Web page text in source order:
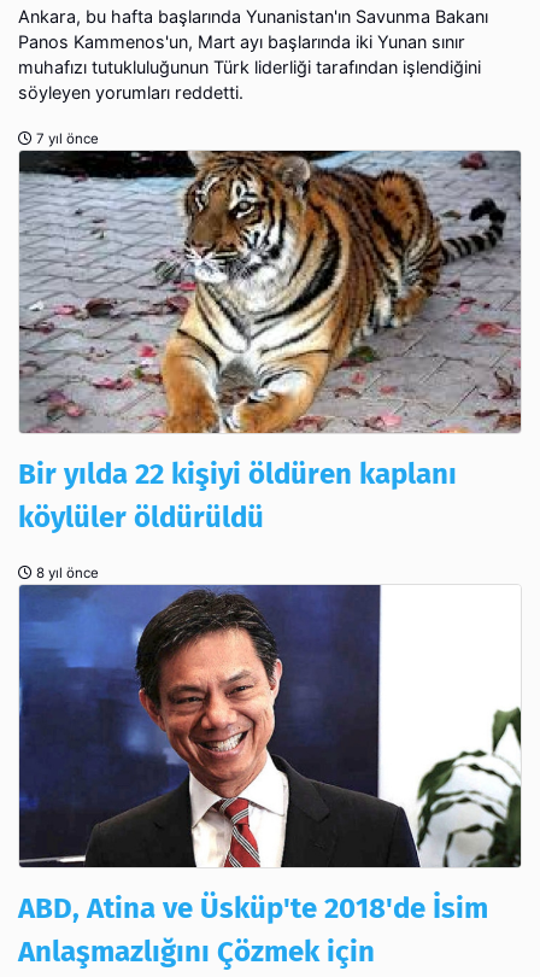
Ankara, bu hafta başlarında Yunanistan'ın Savunma Bakanı
Panos Kammenos'un, Mart ayı başlarında iki Yunan sınır
muhafızı tutukluluğunun Türk liderliği tarafından işlendiğini
söyleyen yorumları reddetti.
7 yıl önce
Bir yılda 22 kişiyi öldüren kaplanı
köylüler öldürüldü
8 yıl önce
ABD, Atina ve Üsküp'te 2018'de İsim
Anlaşmazlığını Çözmek için